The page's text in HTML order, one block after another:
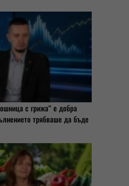
с грижа“ е добра
трябваше да бъде